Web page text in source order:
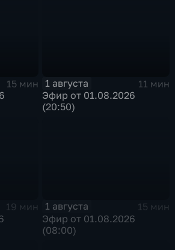
15 мин
1 августа
11 мин
Эфир от 01.08.2026
(20:50)
19 мин
1 августа
15 мин
Эфир от 01.08.2026
(08:00)